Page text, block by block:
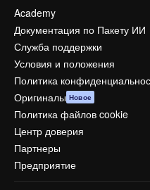
Academy
Документация по Пакету ИИ
Служба поддержки
Условия и положения
Политика
Оригиналы Новое
Политика файлов cookie
Центр доверия
Партнеры
Предприятие